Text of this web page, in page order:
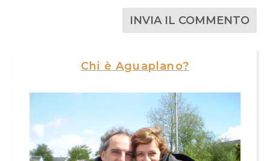
Chi è Aguaplano?